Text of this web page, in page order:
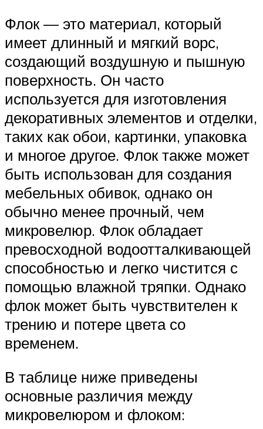
Флок — это материал, который
имеет длинный и мягкий ворс,
создающий воздушную и пышную
поверхность. Он часто
используется для изготовления
декоративных элементов и отделки,
таких как обои, картинки, упаковка
и многое другое. Флок также может
быть использован для создания
мебельных обивок, однако он
обычно менее прочный, чем
микровелюр. Флок обладает
превосходной водоотталкивающей
способностью и легко чистится с
помощью влажной тряпки. Однако
флок может быть чувствителен к
трению и потере цвета со
временем.
В таблице ниже приведены
основные различия между
микровелюром и флоком: